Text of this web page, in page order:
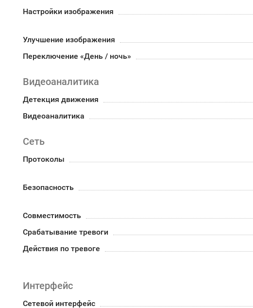
Настройки изображения
Улучшение изображения
Переключение «День / ночь»
Видеоаналитика
Детекция движения
Видеоаналитика
Сеть
Протоколы
Безопасность
Совместимость
Срабатывание тревоги
Действия по тревоге
Интерфейс
Сетевой интерфейс